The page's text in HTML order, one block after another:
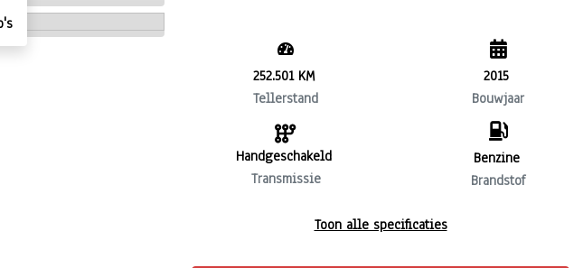
252.501 KM
Tellerstand
Handgeschakeld
Transmissie
2015
Bouwjaar
Benzine
Brandstof
Toon alle specificaties